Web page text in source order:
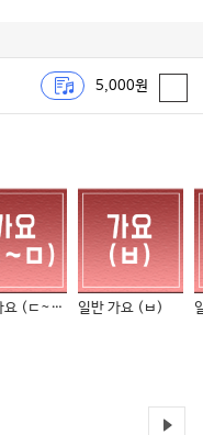
5,000원
일반 가요 (ㄷ~ㅁ) 일반 가요 (ㅂ)